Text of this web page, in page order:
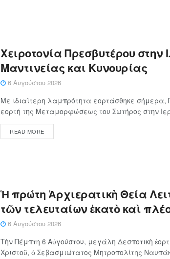
Xειροτονία Πρεσβυτέρου στην
Μαντινείας και Κυνουρίας
6 Αυγούστου 2026
Με ιδιαίτερη λαμπρότητα εορτάσθηκε σήμερα,
εορτή της Μεταμορφώσεως του Σωτήρος στην
READ MORE
Ἡ πρώτη Ἀρχιερατικὴ Θεία
τῶν τελευταίων ἑκατὸ καὶ
6 Αυγούστου 2026
Τὴν Πέμπτη 6 Αὐγούστου, μεγάλη Δεσποτικὴ
Χριστοῦ, ὁ Σεβασμιώτατος Μητροπολίτης